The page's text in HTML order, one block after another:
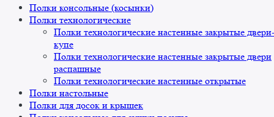
Полки консольные (косынки)
Полки технологические
Полки технологические настенные закрытые двери-
купе
Полки технологические настенные закрытые двери
распашные
Полки технологические настенные открытые
Полки настольные
Полки для досок и крышек